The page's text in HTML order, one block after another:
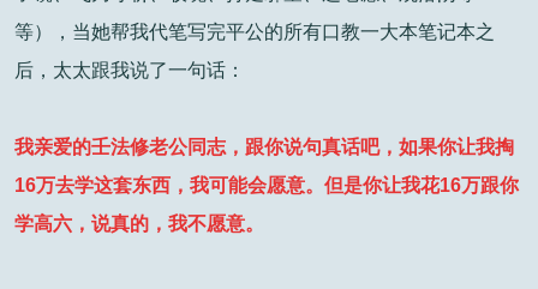
等），当她帮我代笔写完平公的所有口教一大本笔记本之
后，太太跟我说了一句话：
我亲爱的壬法修老公同志，跟你说句真话吧，如果你让我掏
16万去学这套东西，我可能会愿意。但是你让我花16万跟你
学高六，说真的，我不愿意。